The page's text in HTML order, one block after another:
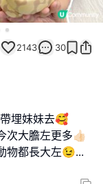
2143 30
埋妹妹去🥰
大膽左更多👍🏻
物都長大左😉...